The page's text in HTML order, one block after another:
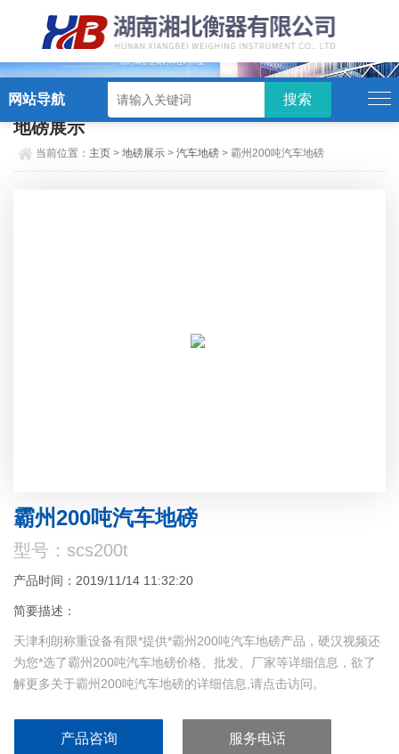
网站导航
地磅展示
当前位置： 主页 >地磅展示 >汽车地磅 > 霸州200吨汽车地磅
霸州200吨汽车地磅
型号：scs200t
产品时间：2019/11/14 11:32:20
简要描述：
天津利朗称重设备有限*提供*霸州200吨汽车地磅产品，硬汉视频还
为您*选了霸州200吨汽车地磅价格、批发、厂家等详细信息，欲了
解更多关于霸州200吨汽车地磅的详细信息,请点击访问。
产品咨询 服务电话